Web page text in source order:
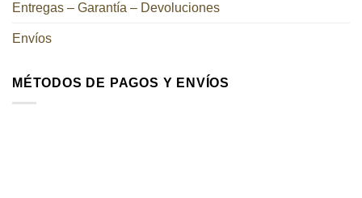
Entregas – Garantía – Devoluciones
Envíos
MÉTODOS DE PAGOS Y ENVÍOS